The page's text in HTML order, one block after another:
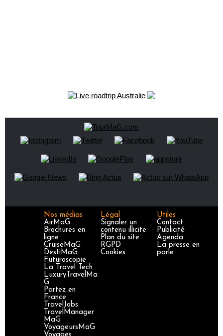
Nos médias
AirMaG
Brochures en
ligne
CruiseMaG
DestiMaG
Futuroscopie
La Travel Tech
LuxuryTravelMa
G
Partez en
France
TravelJobs
TravelManager
MaG
VoyageursMaG
Légal
Signaler un
contenu illicite
Plan du site
RGPD
Cookies
Utiles
Contact
Publicité
Agenda
La presse en
parle